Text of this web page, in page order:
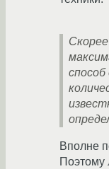
Вполне
Поэтому